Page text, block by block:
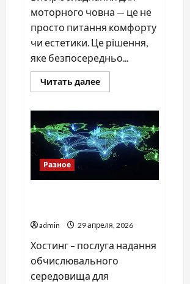
моторного човна — це не
просто питання комфорту
чи естетики. Це рішення,
яке безпосередньо...
Читать далееПрочитать
больше
вибору
якісного
обладнання
для
моторних
човнів
Разное
admin 29 апреля, 2026
Хостинг – послуга надання
обчислювального
середовища для